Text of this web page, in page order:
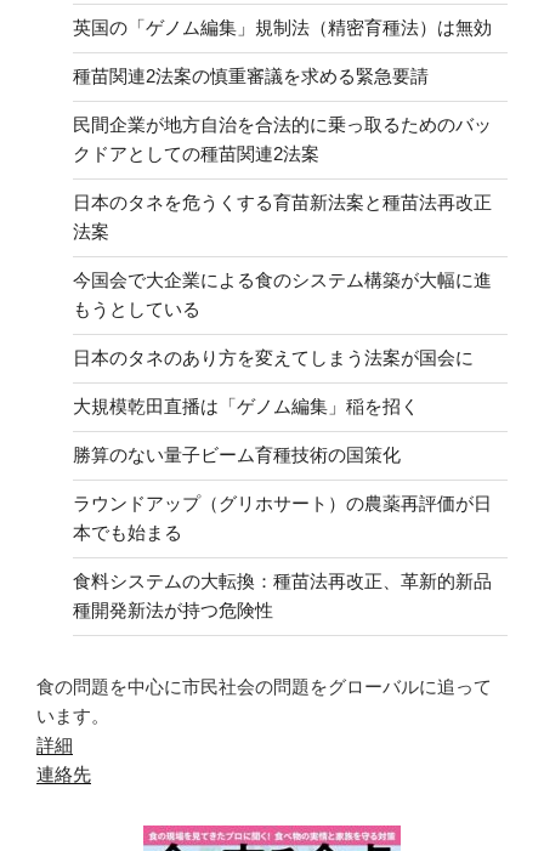
英国の「ゲノム編集」規制法（精密育種法）は無効
種苗関連2法案の慎重審議を求める緊急要請
民間企業が地方自治を合法的に乗っ取るためのバッ
クドアとしての種苗関連2法案
日本のタネを危うくする育苗新法案と種苗法再改正
法案
今国会で大企業による食のシステム構築が大幅に進
もうとしている
日本のタネのあり方を変えてしまう法案が国会に
大規模乾田直播は「ゲノム編集」稲を招く
勝算のない量子ビーム育種技術の国策化
ラウンドアップ（グリホサート）の農薬再評価が日
本でも始まる
食料システムの大転換：種苗法再改正、革新的新品
種開発新法が持つ危険性
食の問題を中心に市民社会の問題をグローバルに追って
います。
詳細
連絡先